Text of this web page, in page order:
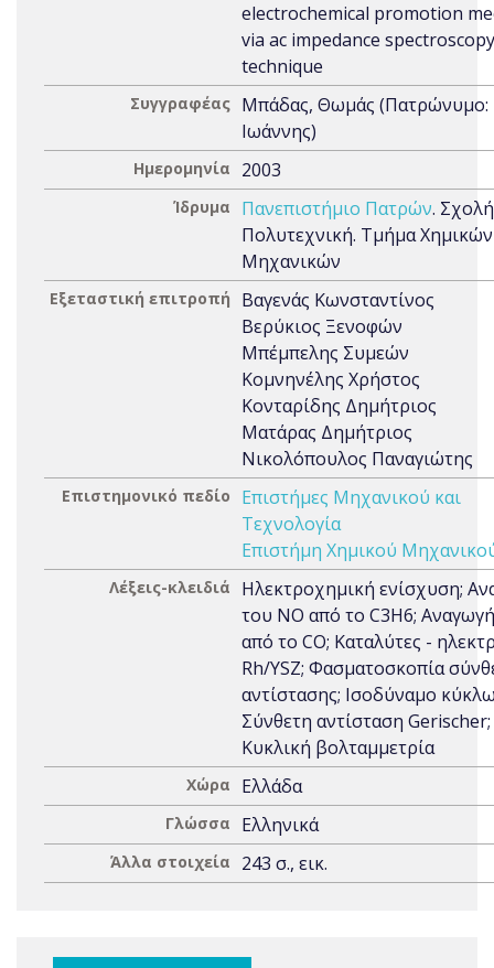
electrochemical promotion
via ac impedance spectroscopy
technique
Συγγραφέας Μπάδας, Θωμάς (Πατρώνυμο:
Ιωάννης)
Ημερομηνία 2003
Ίδρυμα Πανεπιστήμιο Πατρών. Σχολή
Πολυτεχνική. Τμήμα Χημικών
Μηχανικών
Εξεταστική επιτροπή
Βαγενάς Κωνσταντίνος
Βερύκιος Ξενοφών
Μπέμπελης Συμεών
Κομνηνέλης Χρήστος
Κονταρίδης Δημήτριος
Ματάρας Δημήτριος
Νικολόπουλος Παναγιώτης
Επιστημονικό πεδίο
Επιστήμες Μηχανικού και
Τεχνολογία
Επιστήμη Χημικού
Λέξεις-κλειδιά
Ηλεκτροχημική ενίσχυση;
του NO από το C3H6;
από το CO; Καταλύτες -
Rh/YSZ; Φασματοσκοπία
αντίστασης; Ισοδύναμο
Σύνθετη αντίσταση Gerischer;
Κυκλική βολταμμετρία
Χώρα Ελλάδα
Γλώσσα Ελληνικά
Άλλα στοιχεία 243 σ., εικ.